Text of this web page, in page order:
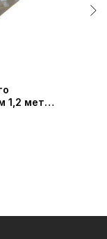
1,2 метра